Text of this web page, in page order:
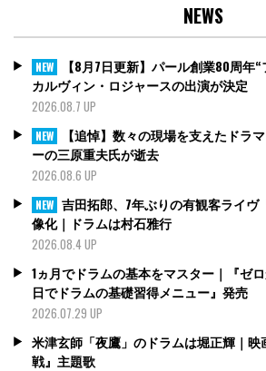
NEWS
NEW
【8月7日更新】パール創業80周年
カルヴィン・ロジャースの出演が決定
2026.08.7 UP
NEW
【追悼】数々の現場を支えたドラ
ーの三原重夫氏が逝去
2026.08.6 UP
NEW 吉田拓郎、7年ぶりの有観客ライヴ
像化｜ドラムは村石雅行
2026.08.4 UP
1ヵ月でドラムの基本をマスター｜『ゼ
日でドラムの基礎習得メニュー』発売
2026.07.29 UP
米津玄師「夜鷹」のドラムは堀正輝｜
戦』主題歌